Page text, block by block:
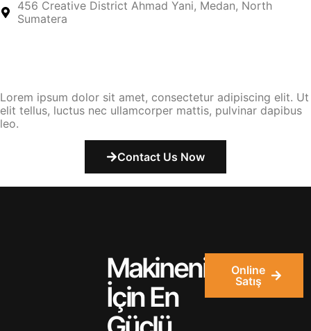
456 Creative District Ahmad Yani, Medan, North
Sumatera
Lorem ipsum dolor sit amet, consectetur adipiscing elit. Ut
elit tellus, luctus nec ullamcorper mattis, pulvinar dapibus
leo.
Contact Us Now
Makineniz
İçin En
Online
Satış